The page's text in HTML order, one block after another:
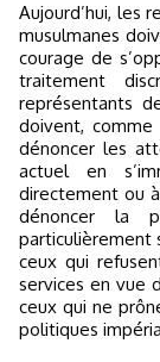
Aujourd’hui, les
musulmanes
courage de
traitement
représentants
doivent,
dénoncer les
actuel en
directement ou
dénoncer la
particulièrement
ceux qui
services en vue
ceux qui ne
politiques